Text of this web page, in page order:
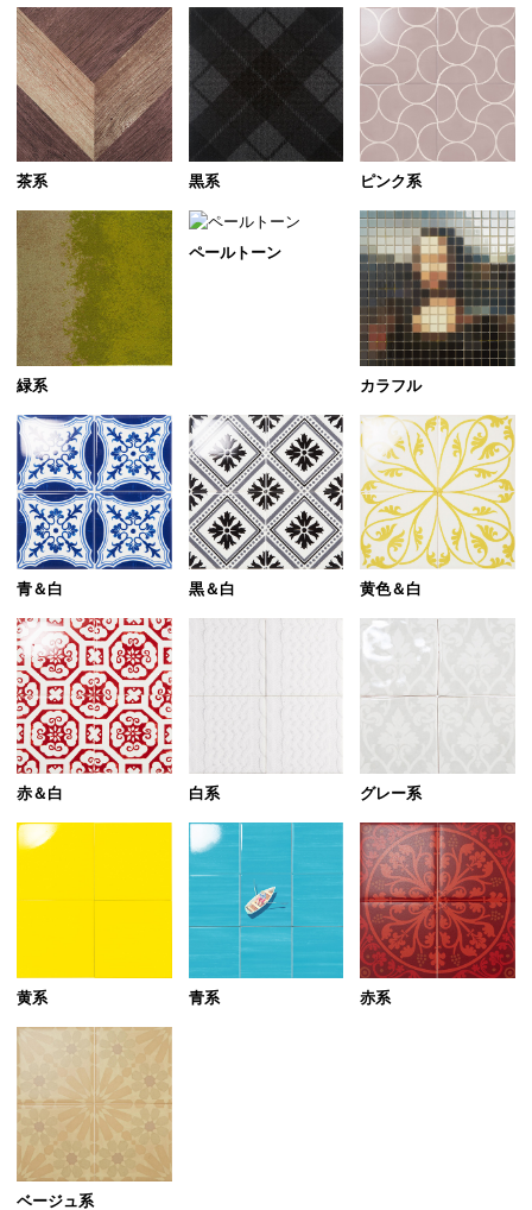
茶系 黒系 ピンク系
緑系
ペールトーン
カラフル
青＆白 黒＆白 黄色＆白
赤＆白 白系 グレー系
黄系 青系 赤系
ベージュ系